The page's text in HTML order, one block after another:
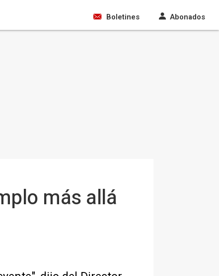
Boletines Abonados
más allá